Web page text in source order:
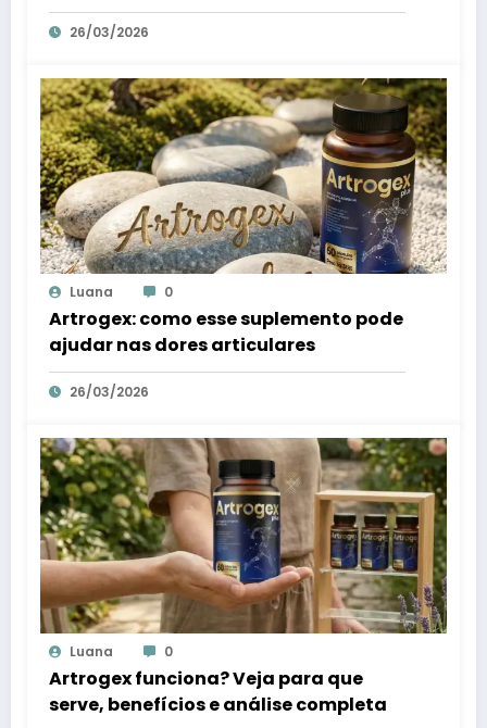
26/03/2026
Luana 0
Artrogex: como esse suplemento pode
ajudar nas dores articulares
26/03/2026
Luana 0
Artrogex funciona? Veja para que
serve, benefícios e análise completa